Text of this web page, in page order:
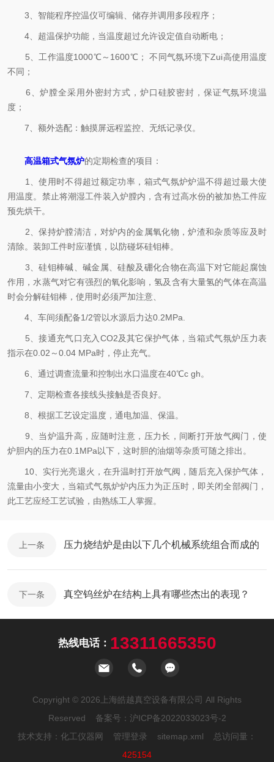
3、智能程序控温仪可编辑、储存并调用多段程序；
4、超温保护功能，当温度超过允许设定值自动断电；
5、工作温度1000℃～1600℃； 不同气氛环境下Zui高使用温度
不同；
6、炉膛全采用外密封方式，炉口硅胶密封，保证气氛环境温
度；
7、额外选配：触摸屏远程监控、无纸记录仪。
高温箱式气氛炉的定期检查的项目：
1、使用时不得超过额定功率，箱式气氛炉炉温不得超过最大使
用温度。禁止将潮湿工件装入炉膛内，含有过高水份的被加热工件应
预先烘干。
2、保持炉膛清洁，对炉内的金属氧化物，炉渣和杂质等应及时
清除。装卸工件时应谨慎，以防碰坏硅钼棒。
3、硅钼棒碱、碱金属、硅酸及硼化合物在高温下对它能起腐蚀
作用，水蒸气对它有强烈的氧化影响，氢及含有大量氢的气体在高温
时会分解硅钼棒，使用时必须严加注意、
4、车间须配备1/2管以水源后力达0.2MPa.
5、接通充气口充入CO2及其它保护气体，当箱式气氛炉压力表
指示在0.02～0.04 MPa时，停止充气。
6、通过调查流量和控制出水口温度在40℃c gh。
7、定期检查各接线头接触是否良好。
8、根据工艺设定温度，通电加温、保温。
9、当炉温升高，应随时注意，压力长，间断打开放气阀门，使
炉胆内的压力在0.1MPa以下，这时胆的油烟等杂质可随之排出。
10、实行光亮退火，在升温时打开放气阀，随后充入保护气体，
流量由小变大，当箱式气氛炉炉内压力为正压时，即关闭全部阀门，
此工艺应经工艺试验，由熟练工人掌握。
上一条 压力烧结炉是由以下几个机械系统组合而成的
下一条 真空钨丝炉在结构上具有哪些杰出的表现？
热线电话： 13311665350
Copyright © 2026上海皓越真空设备有限公司 All Rights
Reserved 备案号： 沪ICP备2022033023号-2
技术支持： 化工仪器网 管理登录 sitemap.xml 总访问量：
425154